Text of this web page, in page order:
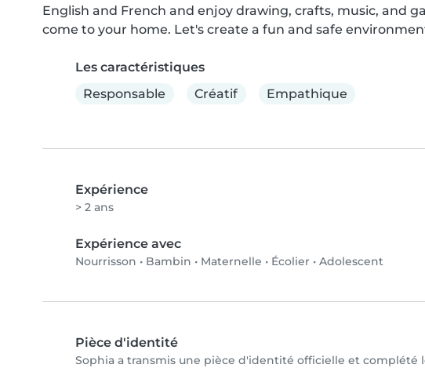
English and French and enjoy drawing, crafts, music, and
come to your home. Let's create a fun and safe
Les caractéristiques
Responsable
Créatif Empathique
Expérience
> 2 ans
Expérience avec
Nourrisson • Bambin • Maternelle • Écolier • Adolescent
Pièce d'identité
Sophia a transmis une pièce d'identité officielle et complété